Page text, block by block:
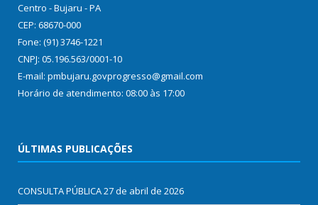
Centro - Bujaru - PA
CEP: 68670-000
Fone: (91) 3746-1221
CNPJ: 05.196.563/0001-10
E-mail: pmbujaru.govprogresso@gmail.com
Horário de atendimento: 08:00 às 17:00
ÚLTIMAS PUBLICAÇÕES
CONSULTA PÚBLICA27 de abril de 2026